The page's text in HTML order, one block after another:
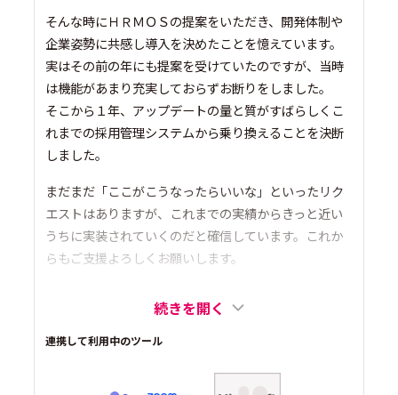
そんな時にＨＲＭＯＳの提案をいただき、開発体制や
企業姿勢に共感し導入を決めたことを憶えています。
実はその前の年にも提案を受けていたのですが、当時
は機能があまり充実しておらずお断りをしました。
そこから１年、アップデートの量と質がすばらしくこ
れまでの採用管理システムから乗り換えることを決断
しました。
まだまだ「ここがこうなったらいいな」といったリク
エストはありますが、これまでの実績からきっと近い
うちに実装されていくのだと確信しています。これか
らもご支援よろしくお願いします。
続きを開く
連携して利用中のツール